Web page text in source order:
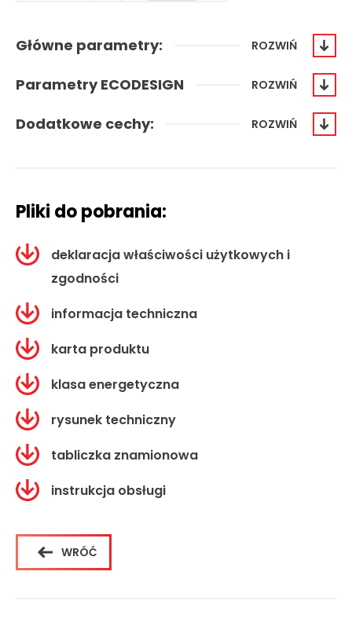
Główne parametry: ROZWIŃ
7 kW 120 mm
liściastych
2
Parametry ECODESIGN ROZWIŃ
60 % 46
Dodatkowe cechy: ROZWIŃ
Pliki do pobrania:
deklaracja właściwości użytkowych i
zgodności
informacja techniczna
karta produktu
klasa energetyczna
rysunek techniczny
tabliczka znamionowa
instrukcja obsługi
WRÓĆ